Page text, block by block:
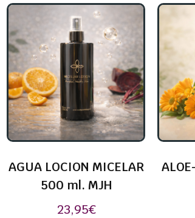
AGUA LOCION MICELAR
500 ml. MJH
23,95€